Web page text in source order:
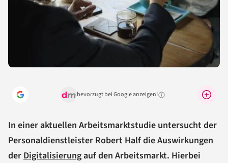
bevorzugt bei Google anzeigen!Warum lohnt sich das?
In einer aktuellen Arbeitsmarktstudie untersucht der
Personaldienstleister Robert Half die Auswirkungen
derDigitalisierungauf den Arbeitsmarkt. Hierbei